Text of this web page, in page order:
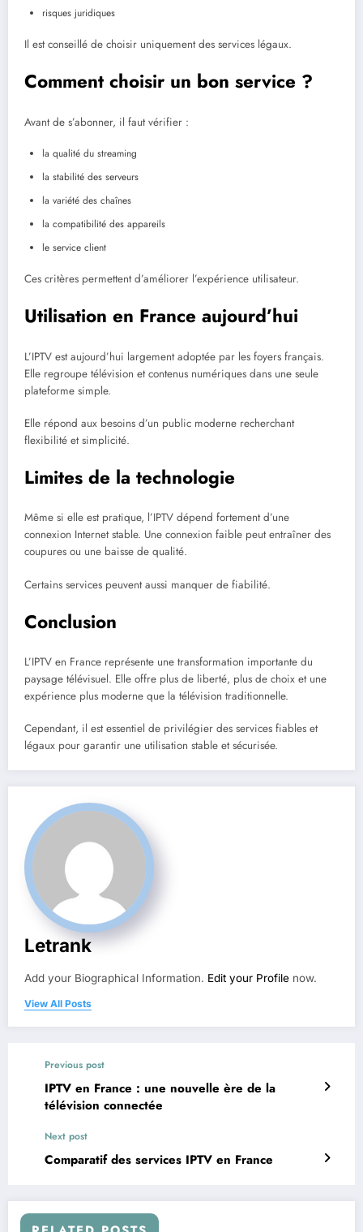
risques juridiques
Il est conseillé de choisir uniquement des services légaux.
Comment choisir un bon service ?
Avant de s’abonner, il faut vérifier :
la qualité du streaming
la stabilité des serveurs
la variété des chaînes
la compatibilité des appareils
le service client
Ces critères permettent d’améliorer l’expérience utilisateur.
Utilisation en France aujourd’hui
L’IPTV est aujourd’hui largement adoptée par les foyers français.
Elle regroupe télévision et contenus numériques dans une seule
plateforme simple.
Elle répond aux besoins d’un public moderne recherchant
flexibilité et simplicité.
Limites de la technologie
Même si elle est pratique, l’IPTV dépend fortement d’une
connexion Internet stable. Une connexion faible peut entraîner des
coupures ou une baisse de qualité.
Certains services peuvent aussi manquer de fiabilité.
Conclusion
L’IPTV en France représente une transformation importante du
paysage télévisuel. Elle offre plus de liberté, plus de choix et une
expérience plus moderne que la télévision traditionnelle.
Cependant, il est essentiel de privilégier des services fiables et
légaux pour garantir une utilisation stable et sécurisée.
Letrank
Add your Biographical Information. Edit your Profile now.
View All Posts
Previous post
IPTV en France : une nouvelle ère de la
télévision connectée
Next post
Comparatif des services IPTV en France